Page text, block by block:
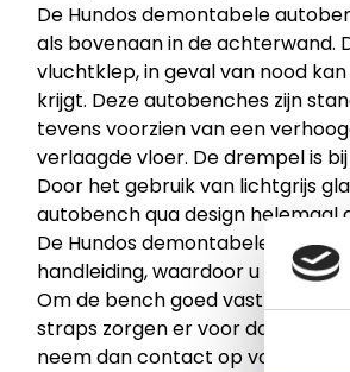
De Hundos demontabele
als bovenaan in de
vluchtklep, in geval van nood
krijgt. Deze autobenches zijn
tevens voorzien van een
verlaagde vloer. De drempel is
Door het gebruik van lichtgrijs
autobench qua design helemaal
De Hundos demontabele
handleiding, waardoor u deze
Om de bench goed vast te
straps zorgen er voor dat de
neem dan contact op voor